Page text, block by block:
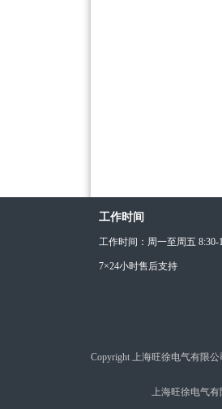
工作时间
工作时间：周一至周五 8:30-
7×24小时售后支持
Copyright 上海旺徐电气有限公
上海旺徐电气